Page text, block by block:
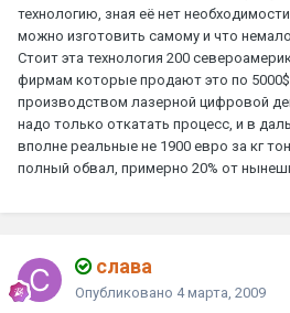
технологию, зная её нет
можно изготовить самому и что
Стоит эта технология 200
фирмам которые продают это по
производством лазерной цифровой
надо только откатать процесс, и в
вполне реальные не 1900 евро за кг
полный обвал, примерно 20% от
слава
Опубликовано 4 марта, 2009